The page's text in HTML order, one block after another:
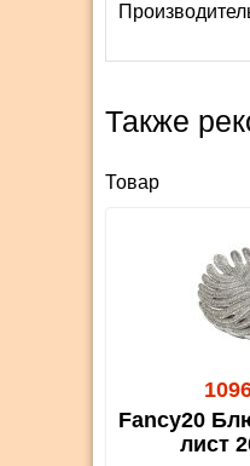
Также
Товар
Fancy20
лист